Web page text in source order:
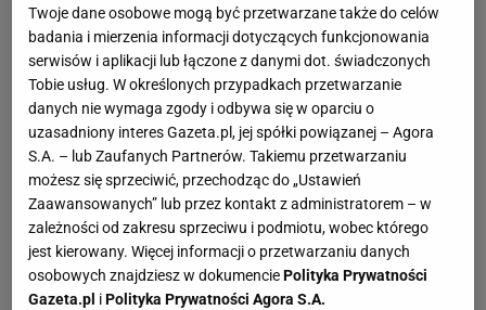
Twoje dane osobowe mogą być przetwarzane także do celów
badania i mierzenia informacji dotyczących funkcjonowania
serwisów i aplikacji lub łączone z danymi dot. świadczonych
Tobie usług. W określonych przypadkach przetwarzanie
danych nie wymaga zgody i odbywa się w oparciu o
uzasadniony interes Gazeta.pl, jej spółki powiązanej – Agora
S.A. – lub Zaufanych Partnerów. Takiemu przetwarzaniu
możesz się sprzeciwić, przechodząc do „Ustawień
Zaawansowanych” lub przez kontakt z administratorem – w
zależności od zakresu sprzeciwu i podmiotu, wobec którego
jest kierowany. Więcej informacji o przetwarzaniu danych
osobowych znajdziesz w dokumenciePolityka Prywatności
Gazeta.pl iPolityka Prywatności Agora S.A.